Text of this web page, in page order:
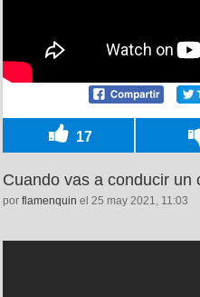
17
Cuando vas a conducir un
por flamenquin el 25 may 2021, 11:03